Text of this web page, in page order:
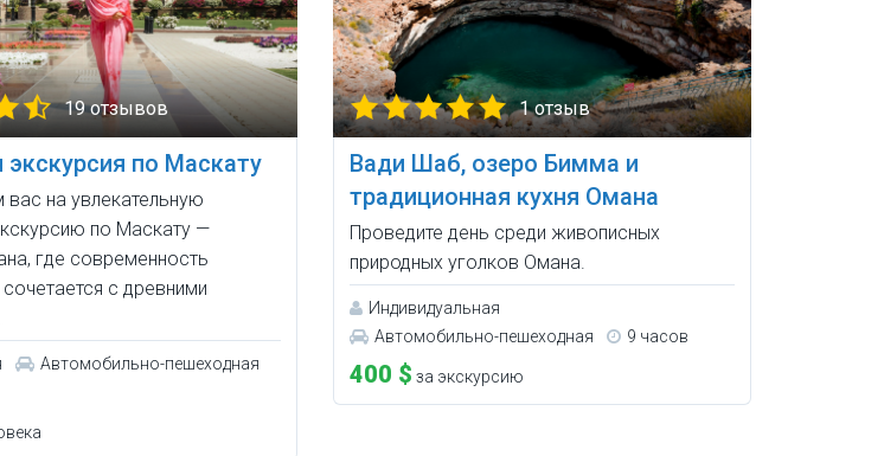
19 отзывов
экскурсия по Маскату
на увлекательную
по Маскату —
где современность
с древними
Автомобильно-пешеходная
1 отзыв
Вади Шаб, озеро Бимма и
традиционная кухня Омана
Проведите день среди живописных
природных уголков Омана.
Индивидуальная
Автомобильно-пешеходная
9 часов
400 $ за экскурсию